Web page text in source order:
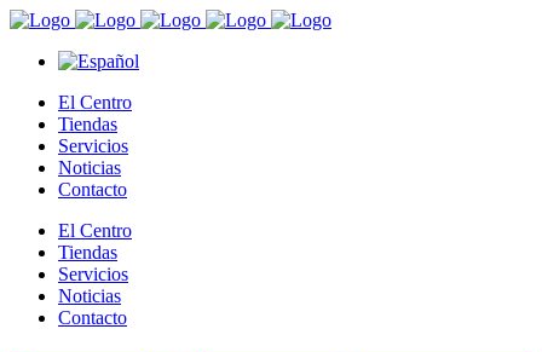
El Centro
Tiendas
Servicios
Noticias
Contacto
El Centro
Tiendas
Servicios
Noticias
Contacto